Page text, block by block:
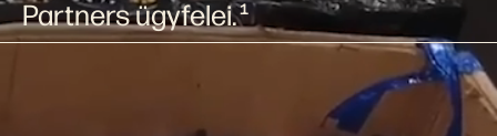
Partners ügyfelei.1